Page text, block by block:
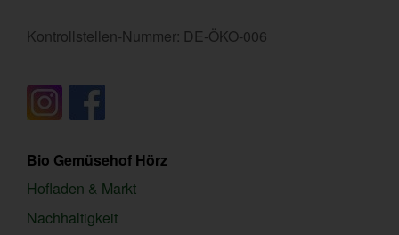
Kontrollstellen-Nummer: DE-ÖKO-006
Bio Gemüsehof Hörz
Hofladen & Markt
Nachhaltigkeit